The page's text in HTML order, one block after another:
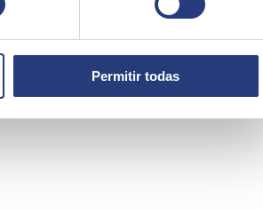
Permitir todas